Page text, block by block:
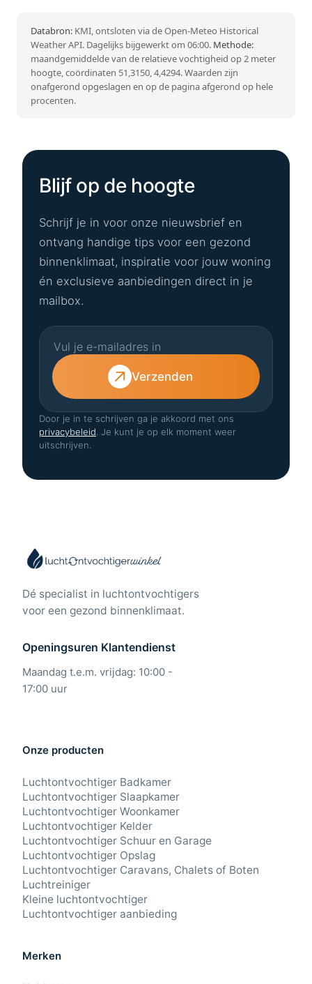
Databron: KMI, ontsloten via de Open-Meteo Historical
Weather API. Dagelijks bijgewerkt om 06:00. Methode:
maandgemiddelde van de relatieve vochtigheid op 2 meter
hoogte, coördinaten 51,3150, 4,4294. Waarden zijn
onafgerond opgeslagen en op de pagina afgerond op hele
procenten.
Blijf op de hoogte
Schrijf je in voor onze nieuwsbrief en
ontvang handige tips voor een gezond
binnenklimaat, inspiratie voor jouw woning
én exclusieve aanbiedingen direct in je
mailbox.
Verzenden
Door je in te schrijven ga je akkoord met ons
privacybeleid . Je kunt je op elk moment weer
uitschrijven.
Dé specialist in luchtontvochtigers
voor een gezond binnenklimaat.
Openingsuren Klantendienst
Maandag t.e.m. vrijdag: 10:00 -
17:00 uur
Onze producten
Luchtontvochtiger Badkamer
Luchtontvochtiger Slaapkamer
Luchtontvochtiger Woonkamer
Luchtontvochtiger Kelder
Luchtontvochtiger Schuur en Garage
Luchtontvochtiger Opslag
Luchtontvochtiger Caravans, Chalets of Boten
Luchtreiniger
Kleine luchtontvochtiger
Luchtontvochtiger aanbieding
Merken